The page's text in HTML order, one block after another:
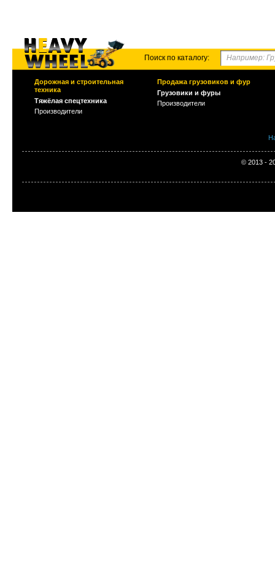
Поиск по каталогу:
Дорожная и строительная
техника
Тяжёлая спецтехника
Производители
Продажа грузовиков и фур
Грузовики и фуры
Производители
© 2013 -